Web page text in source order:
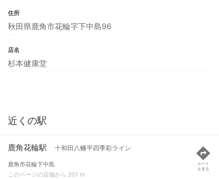
住所
秋田県鹿角市花輪字下中島96
店名
杉本健康堂
近くの駅
鹿角花輪駅 十和田八幡平四季彩ライン
鹿角市花輪下中島
このページの店舗から 201 m
ルート
を見る